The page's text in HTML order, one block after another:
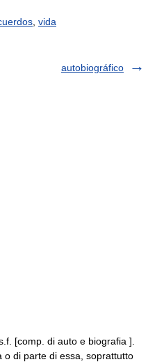
vida
autobiográfico
[comp. di auto e biografia ].
di parte di essa, soprattutto